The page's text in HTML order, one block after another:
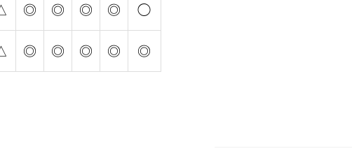
◎ ◎ ◎ ◎ ◯
◎ ◎ ◎ ◎ ◎